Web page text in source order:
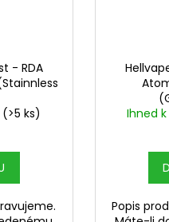
- RDA
(>5 ks)
Ihned
Popis